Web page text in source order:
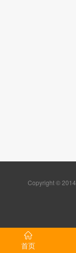
Copyright ©
首页